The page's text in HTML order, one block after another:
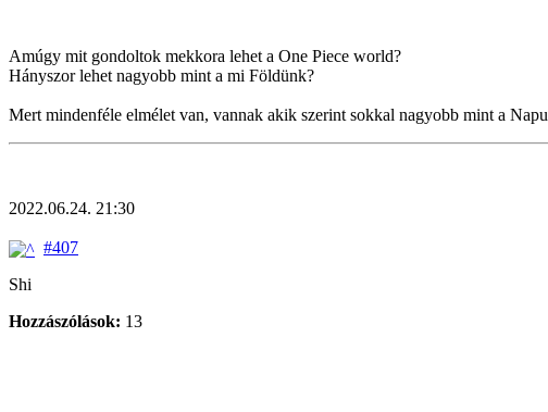
Amúgy mit gondoltok mekkora lehet a One Piece world?
Hányszor lehet nagyobb mint a mi Földünk?
Mert mindenféle elmélet van, vannak akik szerint sokkal nagyobb mint a
2022.06.24. 21:30
#407
Shi
Hozzászólások: 13